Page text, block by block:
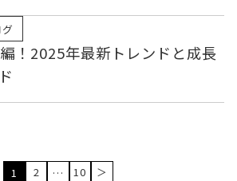
！2025年最新トレンドと成長
1 2 … 10 ＞